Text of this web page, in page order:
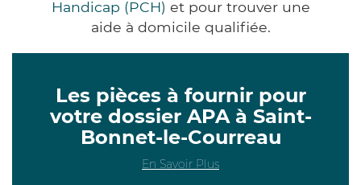
Handicap (PCH) et pour trouver une
aide à domicile qualifiée.
Les pièces à fournir pour
votre dossier APA à Saint-
Bonnet-le-Courreau
En Savoir Plus